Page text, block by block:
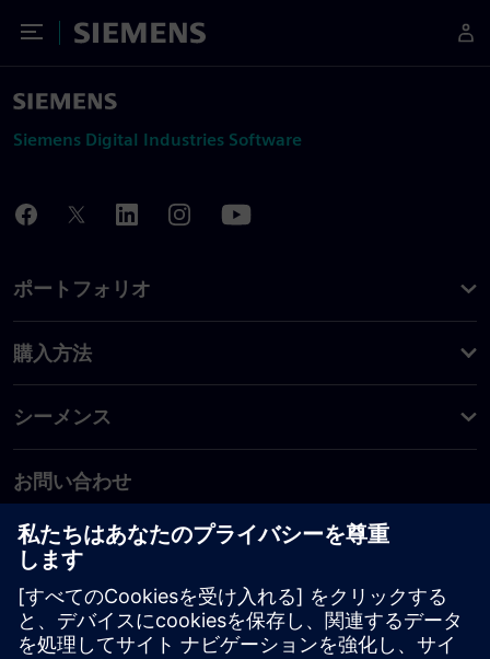
Toggle Menu
Siemens
Siemens Digital Industries Software
ポートフォリオ
購入方法
シーメンス
お問い合わせ
PLM製品のお問い合わせ
EDA製品のお問い合わせ
世界各地の事業拠点
サポート・センター